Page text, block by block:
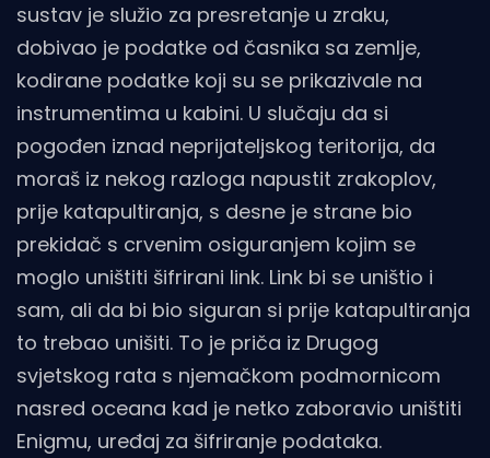
sustav je služio za presretanje u zraku,
dobivao je podatke od časnika sa zemlje,
kodirane podatke koji su se prikazivale na
instrumentima u kabini. U slučaju da si
pogođen iznad neprijateljskog teritorija, da
moraš iz nekog razloga napustit zrakoplov,
prije katapultiranja, s desne je strane bio
prekidač s crvenim osiguranjem kojim se
moglo uništiti šifrirani link. Link bi se uništio i
sam, ali da bi bio siguran si prije katapultiranja
to trebao unišiti. To je priča iz Drugog
svjetskog rata s njemačkom podmornicom
nasred oceana kad je netko zaboravio uništiti
Enigmu, uređaj za šifriranje podataka.